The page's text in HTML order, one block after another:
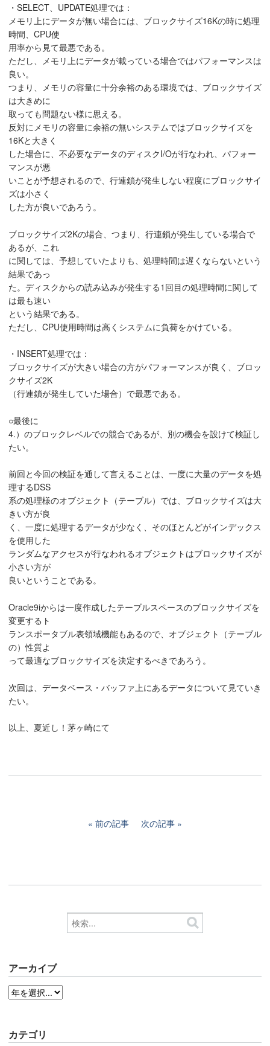
・SELECT、UPDATE処理では：
メモリ上にデータが無い場合には、ブロックサイズ16Kの時に処理
時間、CPU使
用率から見て最悪である。
ただし、メモリ上にデータが載っている場合ではパフォーマンスは
良い。
つまり、メモリの容量に十分余裕のある環境では、ブロックサイズ
は大きめに
取っても問題ない様に思える。
反対にメモリの容量に余裕の無いシステムではブロックサイズを
16Kと大きく
した場合に、不必要なデータのディスクI/Oが行なわれ、パフォー
マンスが悪
いことが予想されるので、行連鎖が発生しない程度にブロックサイ
ズは小さく
した方が良いであろう。
ブロックサイズ2Kの場合、つまり、行連鎖が発生している場合で
あるが、これ
に関しては、予想していたよりも、処理時間は遅くならないという
結果であっ
た。ディスクからの読み込みが発生する1回目の処理時間に関して
は最も速い
という結果である。
ただし、CPU使用時間は高くシステムに負荷をかけている。
・INSERT処理では：
ブロックサイズが大きい場合の方がパフォーマンスが良く、ブロッ
クサイズ2K
（行連鎖が発生していた場合）で最悪である。
○最後に
4.）のブロックレベルでの競合であるが、別の機会を設けて検証し
たい。
前回と今回の検証を通して言えることは、一度に大量のデータを処
理するDSS
系の処理様のオブジェクト（テーブル）では、ブロックサイズは大
きい方が良
く、一度に処理するデータが少なく、そのほとんどがインデックス
を使用した
ランダムなアクセスが行なわれるオブジェクトはブロックサイズが
小さい方が
良いということである。
Oracle9iからは一度作成したテーブルスペースのブロックサイズを
変更するト
ランスポータブル表領域機能もあるので、オブジェクト（テーブル
の）性質よ
って最適なブロックサイズを決定するべきであろう。
次回は、データベース・バッファ上にあるデータについて見ていき
たい。
以上、夏近し！茅ヶ崎にて
前の記事 次の記事
アーカイブ
カテゴリ